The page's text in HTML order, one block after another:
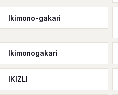
Ikimono-gakari
Ikimonogakari
IKIZLI